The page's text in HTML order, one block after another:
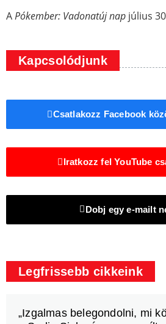
APókember: Vadonatúj nap július
Kapcsolódjunk
Csatlakozz Facebook
Iratkozz fel YouTube
Dobj egy e-mailt
Legfrissebb cikkeink
„Izgalmas belegondolni, mi